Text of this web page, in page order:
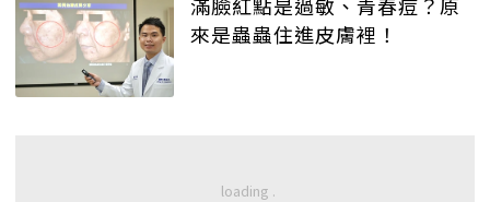
滿臉紅點是過敏、青春痘？原
來是蟲蟲住進皮膚裡！